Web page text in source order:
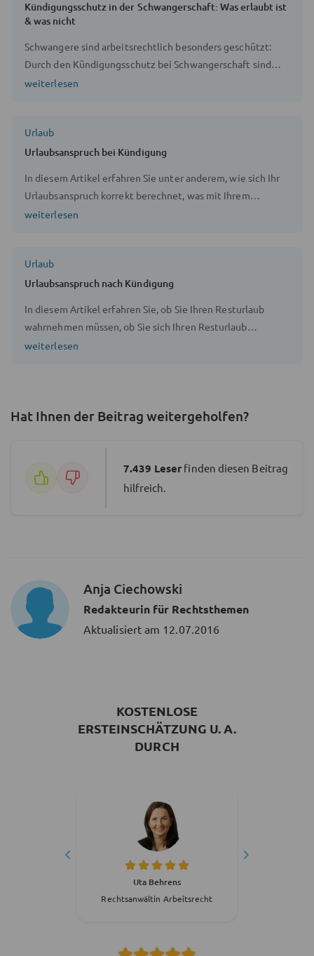
Arbeitnehmerinnen verunsichert zurücklassen.
Mutterschutz oder Elternzeit sind dabei nur einige
zentrale Themen, mit denen sich werdende Mütter
auseinandersetzen sollten. Auch der Urlaubsanspruch
während der Schwangerschaft ist ein Aspekt, den es zu
Kündigungsschutz in der Schwangerschaft: Was erlaubt ist
& was nicht
Schwangere sind arbeitsrechtlich besonders geschützt:
Durch den Kündigungsschutz bei Schwangerschaft sind
Kündigungen vor und nach der Entbindung unwirksam.
weiterlesen
Urlaub
Urlaubsanspruch bei Kündigung
In diesem Artikel erfahren Sie unter anderem, wie sich Ihr
Urlaubsanspruch korrekt berechnet, was mit Ihrem
Resturlaub bei einer Kündigung geschieht und ob Sie sich
weiterlesen
Urlaub
Urlaubsanspruch nach Kündigung
In diesem Artikel erfahren Sie, ob Sie Ihren Resturlaub
wahrnehmen müssen, ob Sie sich Ihren Resturlaub
auszahlen lassen können und wie sich der
weiterlesen
Hat Ihnen der Beitrag weitergeholfen?
7.439 Leser finden diesen Beitrag
hilfreich.
Anja Ciechowski
Redakteurin für Rechtsthemen
Aktualisiert am 12.07.2016
KOSTENLOSE
ERSTEINSCHÄTZUNG U. A.
DURCH
Uta Behrens
Rechtsanwältin Arbeitsrecht